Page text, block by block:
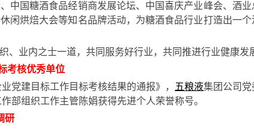
中国糖酒食品经销商发展论坛、中国喜庆产业峰会、酒业
闲烘焙大会等知名品牌活动，为糖酒食品行业打造出一个
业内之士一道，共同服务好行业，共同推进行业健康发
考核优秀单位
党建目标工作目标考核结果的通报》，
五粮液集团公司党
部组织工作主管陈娟获得先进个人荣誉称号。
研